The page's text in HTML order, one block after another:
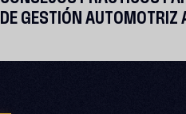
DE GESTIÓN AUTOMOTRIZ